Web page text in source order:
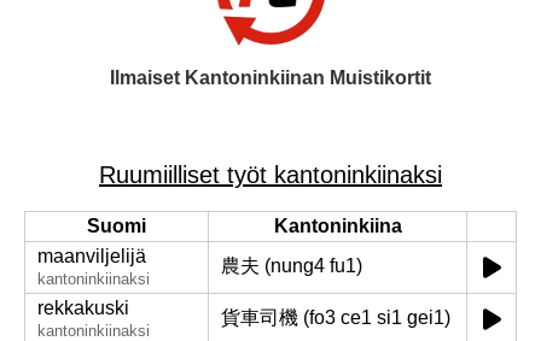
Ilmaiset Kantoninkiinan Muistikortit
Ruumiilliset työt kantoninkiinaksi
Suomi
Kantoninkiina
maanviljelijä
kantoninkiinaksi
農夫 (nung4 fu1)
rekkakuski
kantoninkiinaksi
貨車司機 (fo3 ce1 si1 gei1)